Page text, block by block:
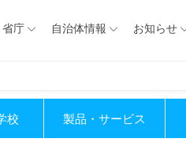
省庁 自治体情報 お知らせ
校 製品・サービス